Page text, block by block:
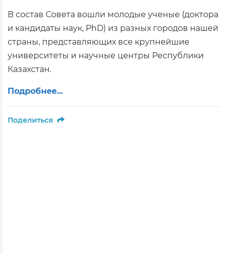
В состав Совета вошли молодые ученые (доктора
и кандидаты наук, PhD) из разных городов нашей
страны, представляющих все крупнейшие
университеты и научные центры Республики
Казахстан.
Подробнее...
Поделиться